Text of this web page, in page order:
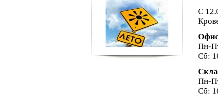
С
Пн-
Сб:
Пн-
Сб: